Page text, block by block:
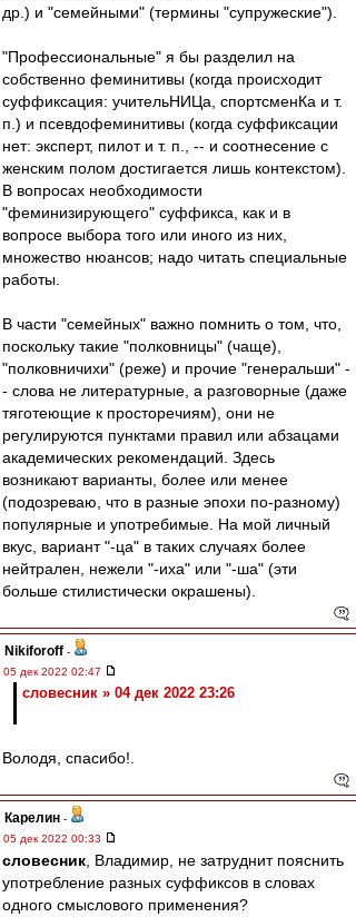
др.) и "семейными" (термины "супружеские").
"Профессиональные" я бы разделил на
собственно феминитивы (когда происходит
суффиксация: учительНИЦа, спортсменКа и т.
п.) и псевдофеминитивы (когда суффиксации
нет: эксперт, пилот и т. п., -- и соотнесение с
женским полом достигается лишь контекстом).
В вопросах необходимости
"феминизирующего" суффикса, как и в
вопросе выбора того или иного из них,
множество нюансов; надо читать специальные
работы.
В части "семейных" важно помнить о том, что,
поскольку такие "полковницы" (чаще),
"полковничихи" (реже) и прочие "генеральши" -
- слова не литературные, а разговорные (даже
тяготеющие к просторечиям), они не
регулируются пунктами правил или абзацами
академических рекомендаций. Здесь
возникают варианты, более или менее
(подозреваю, что в разные эпохи по-разному)
популярные и употребимые. На мой личный
вкус, вариант "-ца" в таких случаях более
нейтрален, нежели "-иха" или "-ша" (эти
больше стилистически окрашены).
Nikiforoff -
05 дек 2022 02:47
словесник » 04 дек 2022 23:26
Володя, спасибо!.
Карелин -
05 дек 2022 00:33
словесник , Владимир, не затруднит пояснить
употребление разных суффиксов в словах
одного смыслового применения?